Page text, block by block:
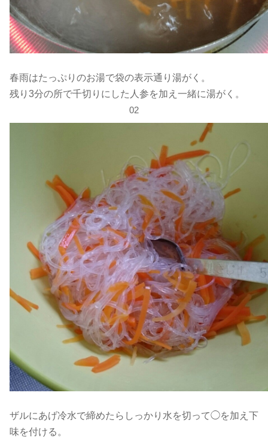
春雨はたっぷりのお湯で袋の表示通り湯がく。
残り3分の所で千切りにした人参を加え一緒に湯がく。
02
ザルにあげ冷水で締めたらしっかり水を切って◯を加え下
味を付ける。